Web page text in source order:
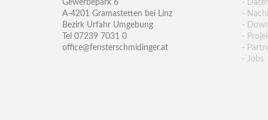
Gewerbepark 6
A-4201 Gramastetten bei Linz
Bezirk Urfahr Umgebung
Tel 07239 7031 0
office@fensterschmidinger.at
-
-
-
-
-
- Jobs